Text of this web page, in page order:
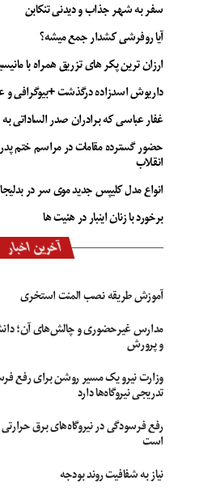
سفر به شهر جذاب و دیدنی تنکابن
آیا روفرشی کشدار جمع میشه؟
ارزان ترین پکر های تزریق همراه با
داریوش اسدزاده درگذشت +بیوگرافی
غفار عباسی که برادران صدر الساداتی
حضور گسترده مقامات در مراسم ختم پدر
انقلاب
انواع مدل کلیپس جدید موی سر در
برخورد با زنان اینبار در هئیت ها
آخرین اخبار
آموزش طریقه نصب المنت استخری
مدارس غیرحضوری و چالش‌های آن؛
و پرورش
وزارت نیرو یک مسیر روشن برای رفع
تدریجی نیروگاه‌ها دارد
رفع فرسودگی در نیروگاه‌های برق
است
نیاز به شفافیت روند بودجه